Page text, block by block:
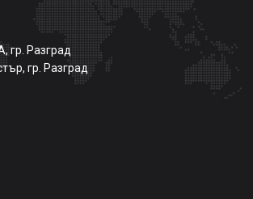
гр. Разград
гр. Разград